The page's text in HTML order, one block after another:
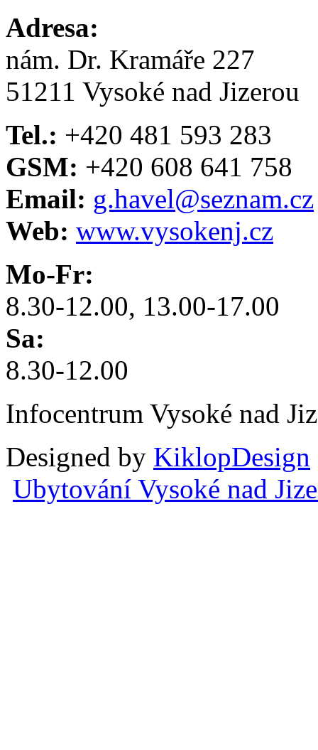
Adresa:
nám. Dr. Kramáře 227
51211 Vysoké nad Jizerou
Tel.: +420 481 593 283
GSM: +420 608 641 758
Email: g.havel@seznam.cz
Web: www.vysokenj.cz
Mo-Fr:
8.30-12.00, 13.00-17.00
Sa:
8.30-12.00
Infocentrum Vysoké nad
Designed by KiklopDesign
Ubytování Vysoké nad